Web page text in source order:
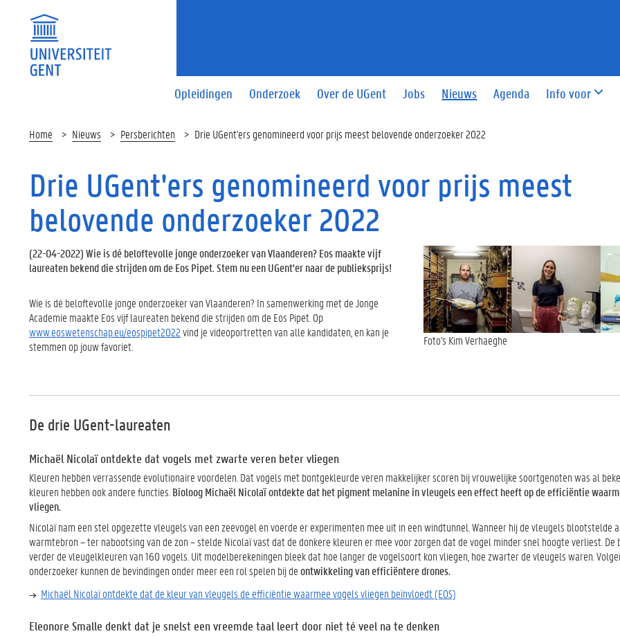
Opleidingen Onderzoek Over de UGent Jobs Nieuws Agenda Info voor
Home Nieuws Persberichten Drie UGent'ers genomineerd voor prijs meest belovende onderzoeker 2022
Drie UGent'ers genomineerd voor prijs meest
belovende onderzoeker 2022
Foto's Kim Verhaeghe
(22-04-2022) Wie is dé beloftevolle jonge onderzoeker van Vlaanderen? Eos maakte vijf
laureaten bekend die strijden om de Eos Pipet. Stem nu een UGent'er naar de publieksprijs!
Wie is dé beloftevolle jonge onderzoeker van Vlaanderen? In samenwerking met de Jonge
Academie maakte Eos vijf laureaten bekend die strijden om de Eos Pipet. Op
www.eoswetenschap.eu/eospipet2022vind je videoportretten van alle kandidaten, en kan je
stemmen op jouw favoriet.
De drie UGent-laureaten
Michaël Nicolaï ontdekte dat vogels met zwarte veren beter vliegen
Kleuren hebben verrassende evolutionaire voordelen. Dat vogels met bontgekleurde veren makkelijker scoren bij vrouwelijke soortgenoten was al
kleuren hebben ook andere functies. Bioloog Michaël Nicolaï ontdekte dat het pigment melanine in vleugels een effect heeft op de efficiëntie
vliegen.
Nicolaï nam een stel opgezette vleugels van een zeevogel en voerde er experimenten mee uit in een windtunnel. Wanneer hij de vleugels blootstelde
warmtebron – ter nabootsing van de zon – stelde Nicolaï vast dat de donkere kleuren er mee voor zorgen dat de vogel minder snel hoogte verliest. De
verder de vleugelkleuren van 160 vogels. Uit modelberekeningen bleek dat hoe langer de vogelsoort kon vliegen, hoe zwarter de vleugels waren.
onderzoeker kunnen de bevindingen onder meer een rol spelen bij deontwikkeling van efficiëntere drones.
Michaël Nicolaï ontdekte dat de kleur van vleugels de efficiëntie waarmee vogels vliegen beïnvloedt (EOS)
Eleonore Smalle denkt dat je snelst een vreemde taal leert door niet té veel na te denken